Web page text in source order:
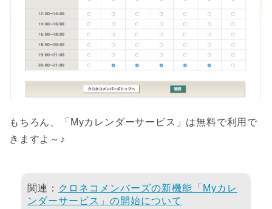
もちろん、「Myカレンダーサービス」は無料で利用で
きますよ～♪
関連： クロネコメンバーズの新機能「Myカレ
ンダーサービス」の開始について